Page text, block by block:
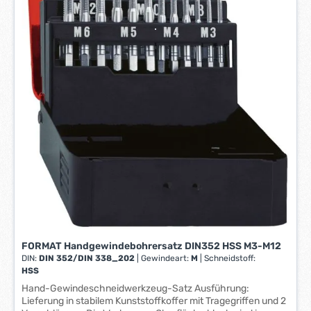
W
e
FORMAT Handgewindebohrersatz DIN352 HSS M3-M12
DIN:DIN 352/DIN 338_202 Gewindeart:M
Schneidstoff:
HSS
Hand-Gewindeschneidwerkzeug-Satz Ausführung:
Lieferung in stabilem Kunststoffkoffer mit Tragegriffen und 2